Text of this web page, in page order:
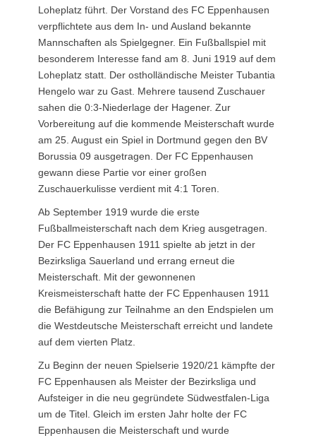
Loheplatz führt. Der Vorstand des FC Eppenhausen
verpflichtete aus dem In- und Ausland bekannte
Mannschaften als Spielgegner. Ein Fußballspiel mit
besonderem Interesse fand am 8. Juni 1919 auf dem
Loheplatz statt. Der ostholländische Meister Tubantia
Hengelo war zu Gast. Mehrere tausend Zuschauer
sahen die 0:3-Niederlage der Hagener. Zur
Vorbereitung auf die kommende Meisterschaft wurde
am 25. August ein Spiel in Dortmund gegen den BV
Borussia 09 ausgetragen. Der FC Eppenhausen
gewann diese Partie vor einer großen
Zuschauerkulisse verdient mit 4:1 Toren.
Ab September 1919 wurde die erste
Fußballmeisterschaft nach dem Krieg ausgetragen.
Der FC Eppenhausen 1911 spielte ab jetzt in der
Bezirksliga Sauerland und errang erneut die
Meisterschaft. Mit der gewonnenen
Kreismeisterschaft hatte der FC Eppenhausen 1911
die Befähigung zur Teilnahme an den Endspielen um
die Westdeutsche Meisterschaft erreicht und landete
auf dem vierten Platz.
Zu Beginn der neuen Spielserie 1920/21 kämpfte der
FC Eppenhausen als Meister der Bezirksliga und
Aufsteiger in die neu gegründete Südwestfalen-Liga
um de Titel. Gleich im ersten Jahr holte der FC
Eppenhausen die Meisterschaft und wurde